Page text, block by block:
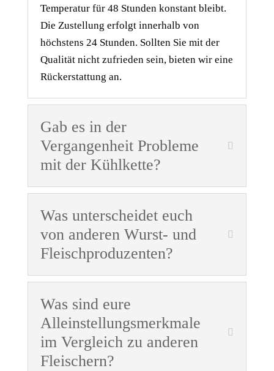
Temperatur für 48 Stunden konstant bleibt.
Die Zustellung erfolgt innerhalb von
höchstens 24 Stunden. Sollten Sie mit der
Qualität nicht zufrieden sein, bieten wir eine
Rückerstattung an.
Gab es in der
Vergangenheit Probleme
mit der Kühlkette?
Was unterscheidet euch
von anderen Wurst- und
Fleischproduzenten?
Was sind eure
Alleinstellungsmerkmale
im Vergleich zu anderen
Fleischern?